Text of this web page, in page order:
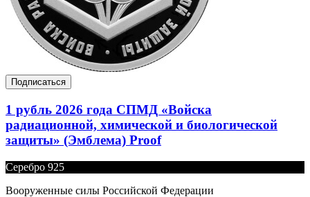
Подписаться
1 рубль 2026 года СПМД «Войска
радиационной, химической и биологической
защиты» (Эмблема) Proof
Серебро 925
Вооруженные силы Российской Федерации